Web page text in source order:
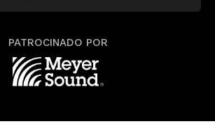
PATROCINADO POR